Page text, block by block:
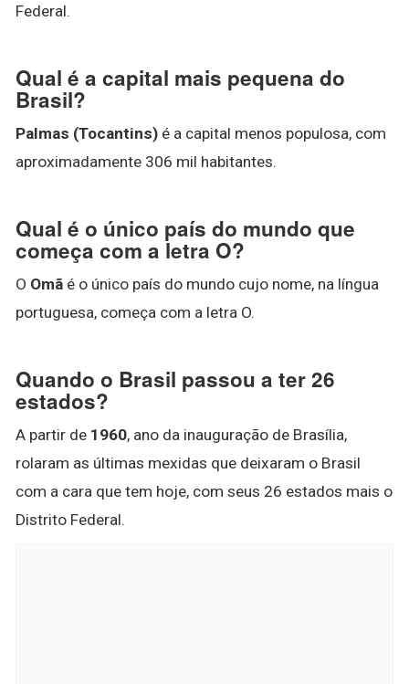
Federal.
Qual é a capital mais pequena do
Brasil?
Palmas (Tocantins) é a capital menos populosa, com
aproximadamente 306 mil habitantes.
Qual é o único país do mundo que
começa com a letra O?
O Omã é o único país do mundo cujo nome, na língua
portuguesa, começa com a letra O.
Quando o Brasil passou a ter 26
estados?
A partir de 1960, ano da inauguração de Brasília,
rolaram as últimas mexidas que deixaram o Brasil
com a cara que tem hoje, com seus 26 estados mais o
Distrito Federal.